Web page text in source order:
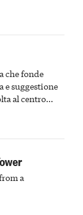
che fonde
suggestione
al centro
astigiano
a